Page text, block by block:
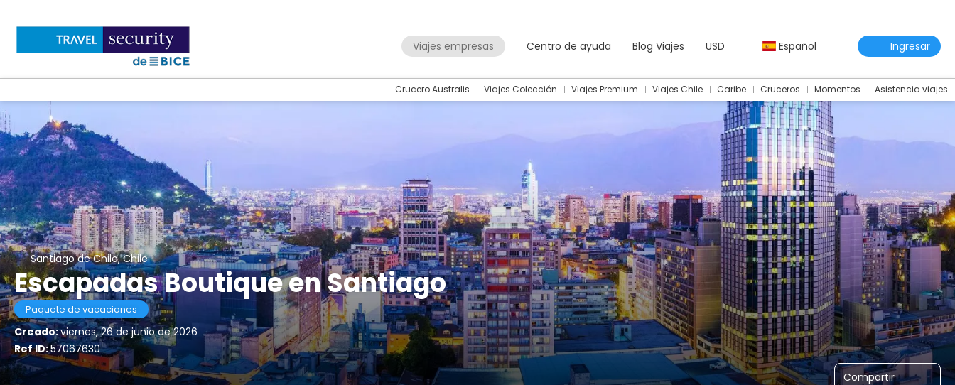
Viajes empresas Centro de ayuda Blog Viajes USD Español Ingresar
Crucero Australis Viajes Colección Viajes Premium Viajes Chile Caribe Cruceros Momentos Asistencia viajes
Santiago de Chile, Chile
Escapadas Boutique en Santiago
Paquete de vacaciones
Creado:viernes, 26 de junio de 2026
Ref ID:57067630
Compartir